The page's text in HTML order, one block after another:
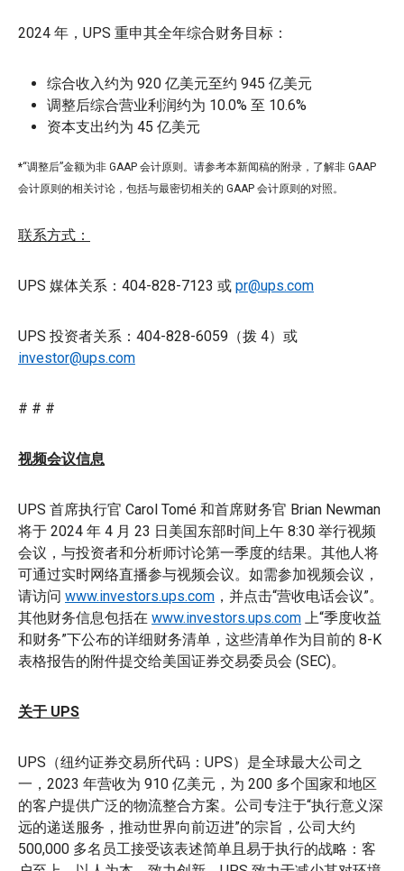
2024 年，UPS 重申其全年综合财务目标：
综合收入约为 920 亿美元至约 945 亿美元
调整后综合营业利润约为 10.0% 至 10.6%
资本支出约为 45 亿美元
*“调整后”金额为非 GAAP 会计原则。请参考本新闻稿的附录，了解非 GAAP
会计原则的相关讨论，包括与最密切相关的 GAAP 会计原则的对照。
联系方式：
UPS 媒体关系：404-828-7123 或 pr@ups.com
UPS 投资者关系：404-828-6059（拨 4）或
investor@ups.com
# # #
视频会议信息
UPS 首席执行官 Carol Tomé 和首席财务官 Brian Newman
将于 2024 年 4 月 23 日美国东部时间上午 8:30 举行视频
会议，与投资者和分析师讨论第一季度的结果。其他人将
可通过实时网络直播参与视频会议。如需参加视频会议，
请访问 www.investors.ups.com ，并点击“营收电话会议”。
其他财务信息包括在 www.investors.ups.com 上“季度收益
和财务”下公布的详细财务清单，这些清单作为目前的 8-K
表格报告的附件提交给美国证券交易委员会 (SEC)。
关于 UPS
UPS（纽约证券交易所代码：UPS）是全球最大公司之
一，2023 年营收为 910 亿美元，为 200 多个国家和地区
的客户提供广泛的物流整合方案。公司专注于“执行意义深
远的递送服务，推动世界向前迈进”的宗旨，公司大约
500,000 多名员工接受该表述简单且易于执行的战略：客